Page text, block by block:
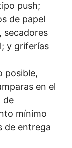
push;
de papel
secadores
y griferías
posible,
en el
de
mínimo
de entrega